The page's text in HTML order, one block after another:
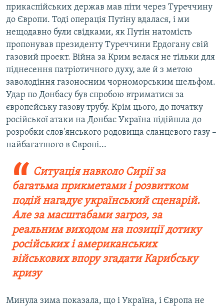
прикаспійських держав мав піти через Туреччину
до Європи. Тоді операція Путіну вдалася, і ми
нещодавно були свідками, як Путін натомість
пропонував президенту Туреччини Ердогану свій
газовий проект. Війна за Крим велася не тільки для
піднесення патріотичного духу, але й з метою
заволодіння газоносним чорноморським шельфом.
Удар по Донбасу був спробою втриматися за
європейську газову трубу. Крім цього, до початку
російської атаки на Донбас Україна підійшла до
розробки слов'янського родовища сланцевого газу –
найбагатшого в Європі...
Ситуація навколо Сирії за
багатьма прикметами і розвитком
подій нагадує український сценарій.
Але за масштабами загроз, за
реальним виходом на позиції дотику
російських і американських
військових впору згадати Карибську
кризу
Минула зима показала, що і Україна, і Європа не